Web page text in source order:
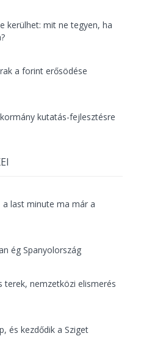
kerülhet: mit ne tegyen, ha
a forint erősödése
kutatás-fejlesztésre
last minute ma már a
ég Spanyolország
nemzetközi elismerés
és kezdődik a Sziget